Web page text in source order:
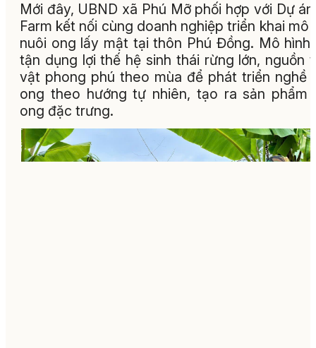
Mới đây, UBND xã Phú Mỡ phối hợp với Dự
Farm kết nối cùng doanh nghiệp triển khai mô
nuôi ong lấy mật tại thôn Phú Đồng. Mô hình
tận dụng lợi thế hệ sinh thái rừng lớn, nguồn
vật phong phú theo mùa để phát triển nghề
ong theo hướng tự nhiên, tạo ra sản phẩm
ong đặc trưng.